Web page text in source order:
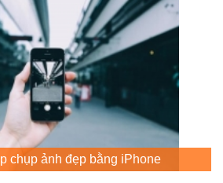
chụp ảnh đẹp bằng iPhone